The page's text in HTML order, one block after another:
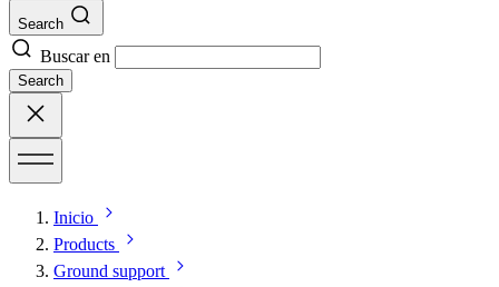
Search
Buscar en
Search
Inicio
Products
Ground support